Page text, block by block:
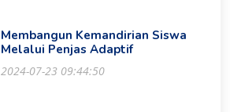
Membangun Kemandirian Siswa
Melalui Penjas Adaptif
2024-07-23 09:44:50